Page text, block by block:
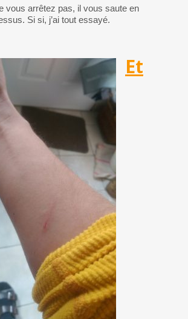
vous arrêtez pas, il vous saute en
Si si, j’ai tout essayé.
Et